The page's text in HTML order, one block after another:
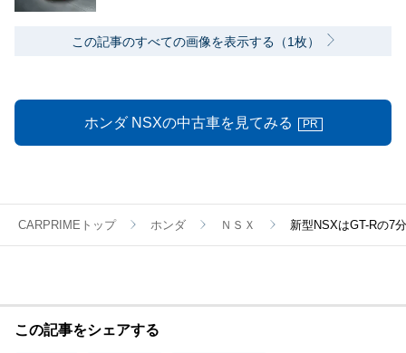
この記事のすべての画像を表示する（1枚）
ホンダ NSXの中古車を見てみる PR
CARPRIMEトップ ホンダ ＮＳＸ 新型NSXはGT-Rの7
この記事をシェアする